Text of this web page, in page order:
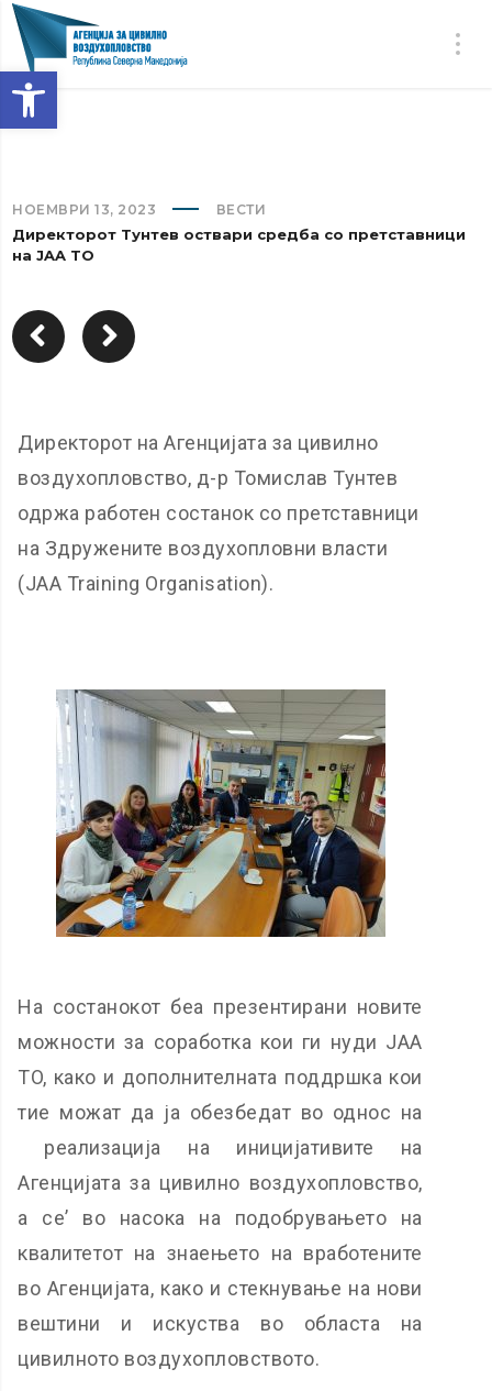
Open toolbar
НОЕМВРИ 13, 2023 ВЕСТИ
Директорот Тунтев оствари средба со претставници
на JAA TO
Директорот на Агенцијата за цивилно
воздухопловство, д-р Томислав Тунтев
одржа работен состанок со претставници
на Здружените воздухопловни власти
(JAA Training Organisation).
На состанокот беа презентирани новите
можности за соработка кои ги нуди JAA
TO, како и дополнителната поддршка кои
тие можат да ја обезбедат во однос на
реализација на иницијативите на
Агенцијата за цивилно воздухопловство,
а се’ во насока на подобрувањето на
квалитетот на знаењето на вработените
во Агенцијата, како и стекнување на нови
вештини и искуства во областа на
цивилното воздухопловството.